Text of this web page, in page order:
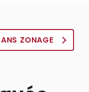
ZONAGE